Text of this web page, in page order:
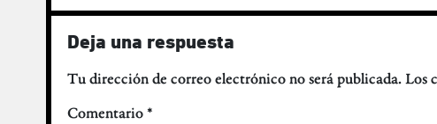
Deja una respuesta
Tu dirección de correo electrónico no será publicada.Los
Comentario*